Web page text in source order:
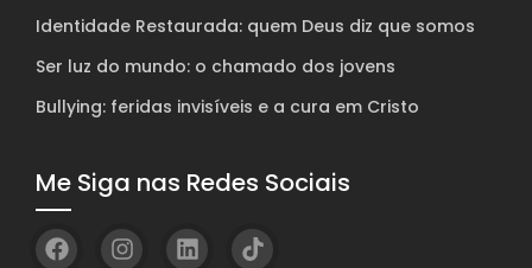
Identidade Restaurada: quem Deus diz que somos
Ser luz do mundo: o chamado dos jovens
Bullying: feridas invisíveis e a cura em Cristo
Me Siga nas Redes Sociais